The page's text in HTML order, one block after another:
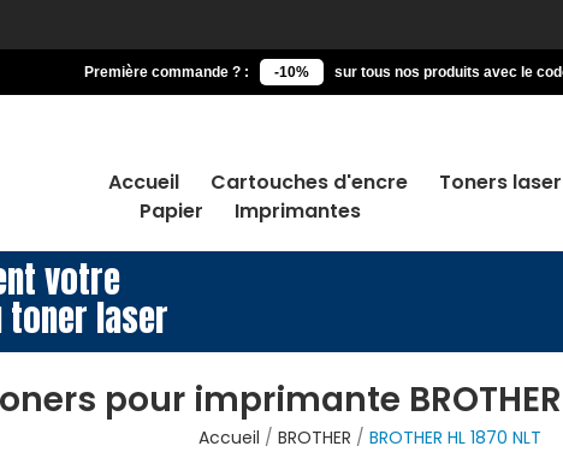
Première commande ? : -10% sur tous nos produits avec le
Accueil Cartouches d'encre
Toners laser
Papier
Imprimantes
votre
laser
pour imprimante BROTHER
Accueil BROTHER
BROTHER HL 1870 NLT